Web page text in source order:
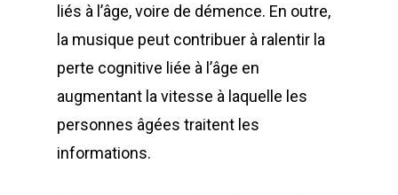
liés à l’âge, voire de démence. En outre,
la musique peut contribuer à ralentir la
perte cognitive liée à l’âge en
augmentant la vitesse à laquelle les
personnes âgées traitent les
informations.